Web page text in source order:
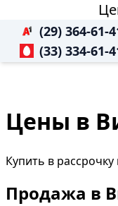
(29) 364-61-
(33) 334-61-
Цены в
Купить в рассрочку
Продажа в